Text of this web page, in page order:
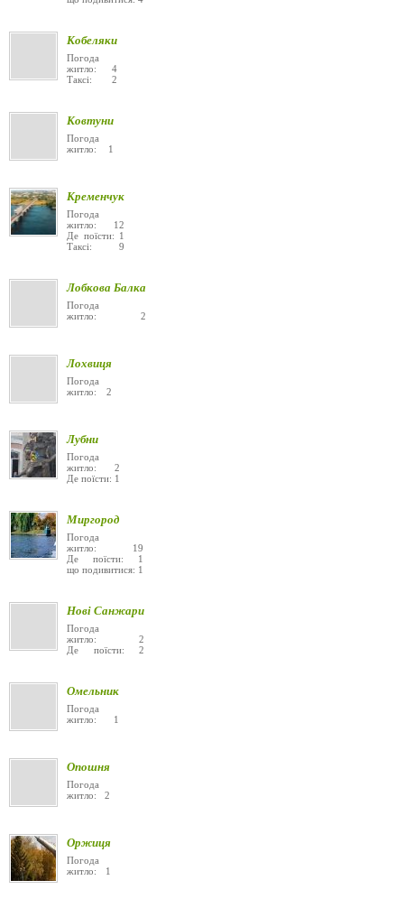
Кобеляки
Погода
житло: 4
Таксі: 2
Ковтуни
Погода
житло: 1
Кременчук
Погода
житло: 12
Де поїсти: 1
Таксі: 9
Лобкова Балка
Погода
житло: 2
Лохвиця
Погода
житло: 2
Лубни
Погода
житло: 2
Де поїсти: 1
Миргород
Погода
житло: 19
Де поїсти: 1
що подивитися: 1
Нові Санжари
Погода
житло: 2
Де поїсти: 2
Омельник
Погода
житло: 1
Опошня
Погода
житло: 2
Оржиця
Погода
житло: 1